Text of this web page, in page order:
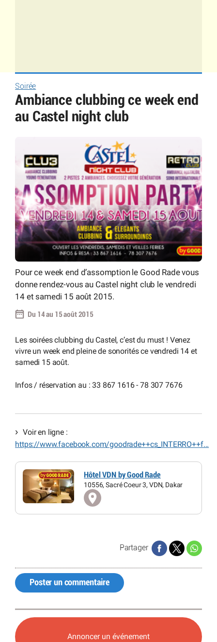
Soirée
Ambiance clubbing ce week end
au Castel night club
Pour ce week end d’assomption le Good Rade vous
donne rendez-vous au Castel night club le vendredi
14 et samedi 15 août 2015.
Du 14 au 15 août 2015
Les soirées clubbing du Castel, c’est du must ! Venez
vivre un week end pleine de sonorités ce vendredi 14 et
samedi 15 août.
Infos / réservation au : 33 867 1616 - 78 307 7676
Voir en ligne :
https://www.facebook.com/goodrade++cs_INTERRO++f...
Hôtel VDN by Good Rade
10556, Sacré Coeur 3, VDN, Dakar
Partager
Poster un commentaire
Annoncer un événement